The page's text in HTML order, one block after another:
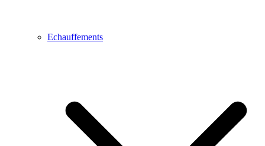
Echauffements